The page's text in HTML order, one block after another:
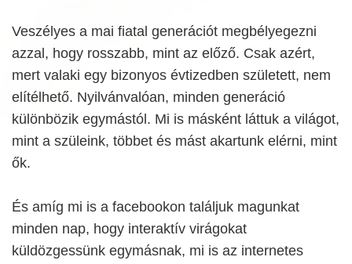
Veszélyes a mai fiatal generációt megbélyegezni
azzal, hogy rosszabb, mint az előző. Csak azért,
mert valaki egy bizonyos évtizedben született, nem
elítélhető. Nyilvánvalóan, minden generáció
különbözik egymástól. Mi is másként láttuk a világot,
mint a szüleink, többet és mást akartunk elérni, mint
ők.
És amíg mi is a facebookon találjuk magunkat
minden nap, hogy interaktív virágokat
küldözgessünk egymásnak, mi is az internetes